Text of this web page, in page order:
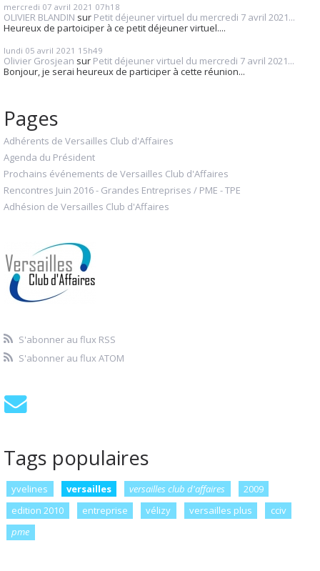
mercredi 07 avril 2021 07h18
OLIVIER BLANDIN sur Petit déjeuner virtuel du mercredi 7 avril 2021...
Heureux de partoiciper à ce petit déjeuner virtuel....
lundi 05 avril 2021 15h49
Olivier Grosjean sur Petit déjeuner virtuel du mercredi 7 avril 2021...
Bonjour, je serai heureux de participer à cette réunion...
Pages
Adhérents de Versailles Club d'Affaires
Agenda du Président
Prochains événements de Versailles Club d'Affaires
Rencontres Juin 2016 - Grandes Entreprises / PME - TPE
Adhésion de Versailles Club d'Affaires
S'abonner au flux RSS
S'abonner au flux ATOM
Tags populaires
yvelines versailles versailles club d'affaires
2009
edition 2010
entreprise vélizy versailles plus
cciv
pme